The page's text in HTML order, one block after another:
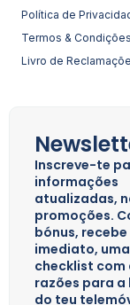
Política de
Termos & Condições
Livro de
Inscreve-te
informações
atualizadas,
promoções.
bónus, recebe
imediato, uma
checklist com
razões para
do teu